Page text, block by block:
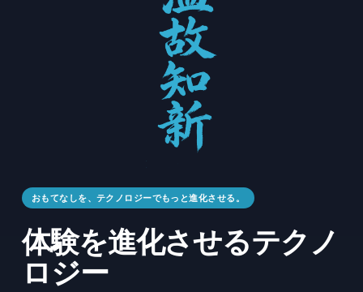
おもてなしを、テクノロジーでもっと進化させる。
体験を進化させるテクノ
ロジー